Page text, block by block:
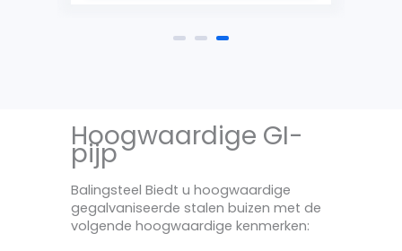
Hoogwaardige GI-
pijp
Balingsteel Biedt u hoogwaardige
gegalvaniseerde stalen buizen met de
volgende hoogwaardige kenmerken: